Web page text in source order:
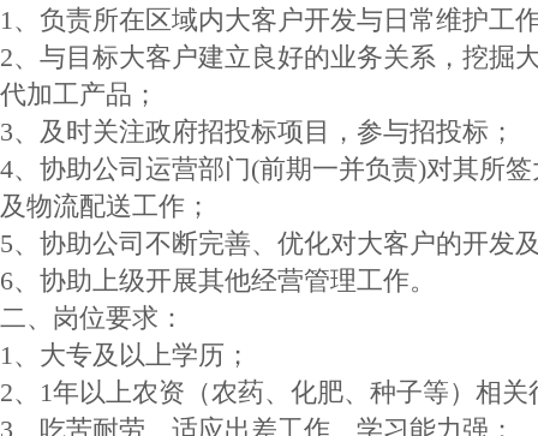
1、负责所在区域内大客户开发与日常维护工
2、与目标大客户建立良好的业务关系，挖掘
代加工产品；
3、及时关注政府招投标项目，参与招投标；
4、协助公司运营部门(前期一并负责)对其所
及物流配送工作；
5、协助公司不断完善、优化对大客户的开发
6、协助上级开展其他经营管理工作。
二、岗位要求：
1、大专及以上学历；
2、1年以上农资（农药、化肥、种子等）相关
3、吃苦耐劳、适应出差工作、学习能力强；